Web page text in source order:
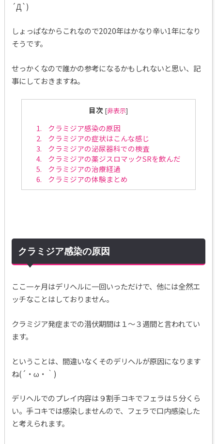
´Д`)
しょっぱなからこれなので2020年はかなり辛い1年になり
そうです。
せっかくなので誰かの参考になるかもしれないと思い、記
事にしておきますね。
目次 [非表示]
1.
クラミジア感染の原因
2.
クラミジアの症状はこんな感じ
3.
クラミジアの泌尿器科での検査
4.
クラミジアの薬ジスロマックSRを飲んだ
5.
クラミジアの治療経過
6.
クラミジアの体験まとめ
クラミジア感染の原因
ここ一ヶ月はデリヘルに一回いっただけで、他には全然エ
ッチなことはしておりません。
クラミジア発症までの潜伏期間は１～３週間と言われてい
ます。
ということは、間違いなくそのデリヘルが原因になります
ね(´・ω・｀)
デリヘルでのプレイ内容は９割手コキでフェラは５分くら
い。手コキでは感染しませんので、フェラで口内感染した
と考えられます。